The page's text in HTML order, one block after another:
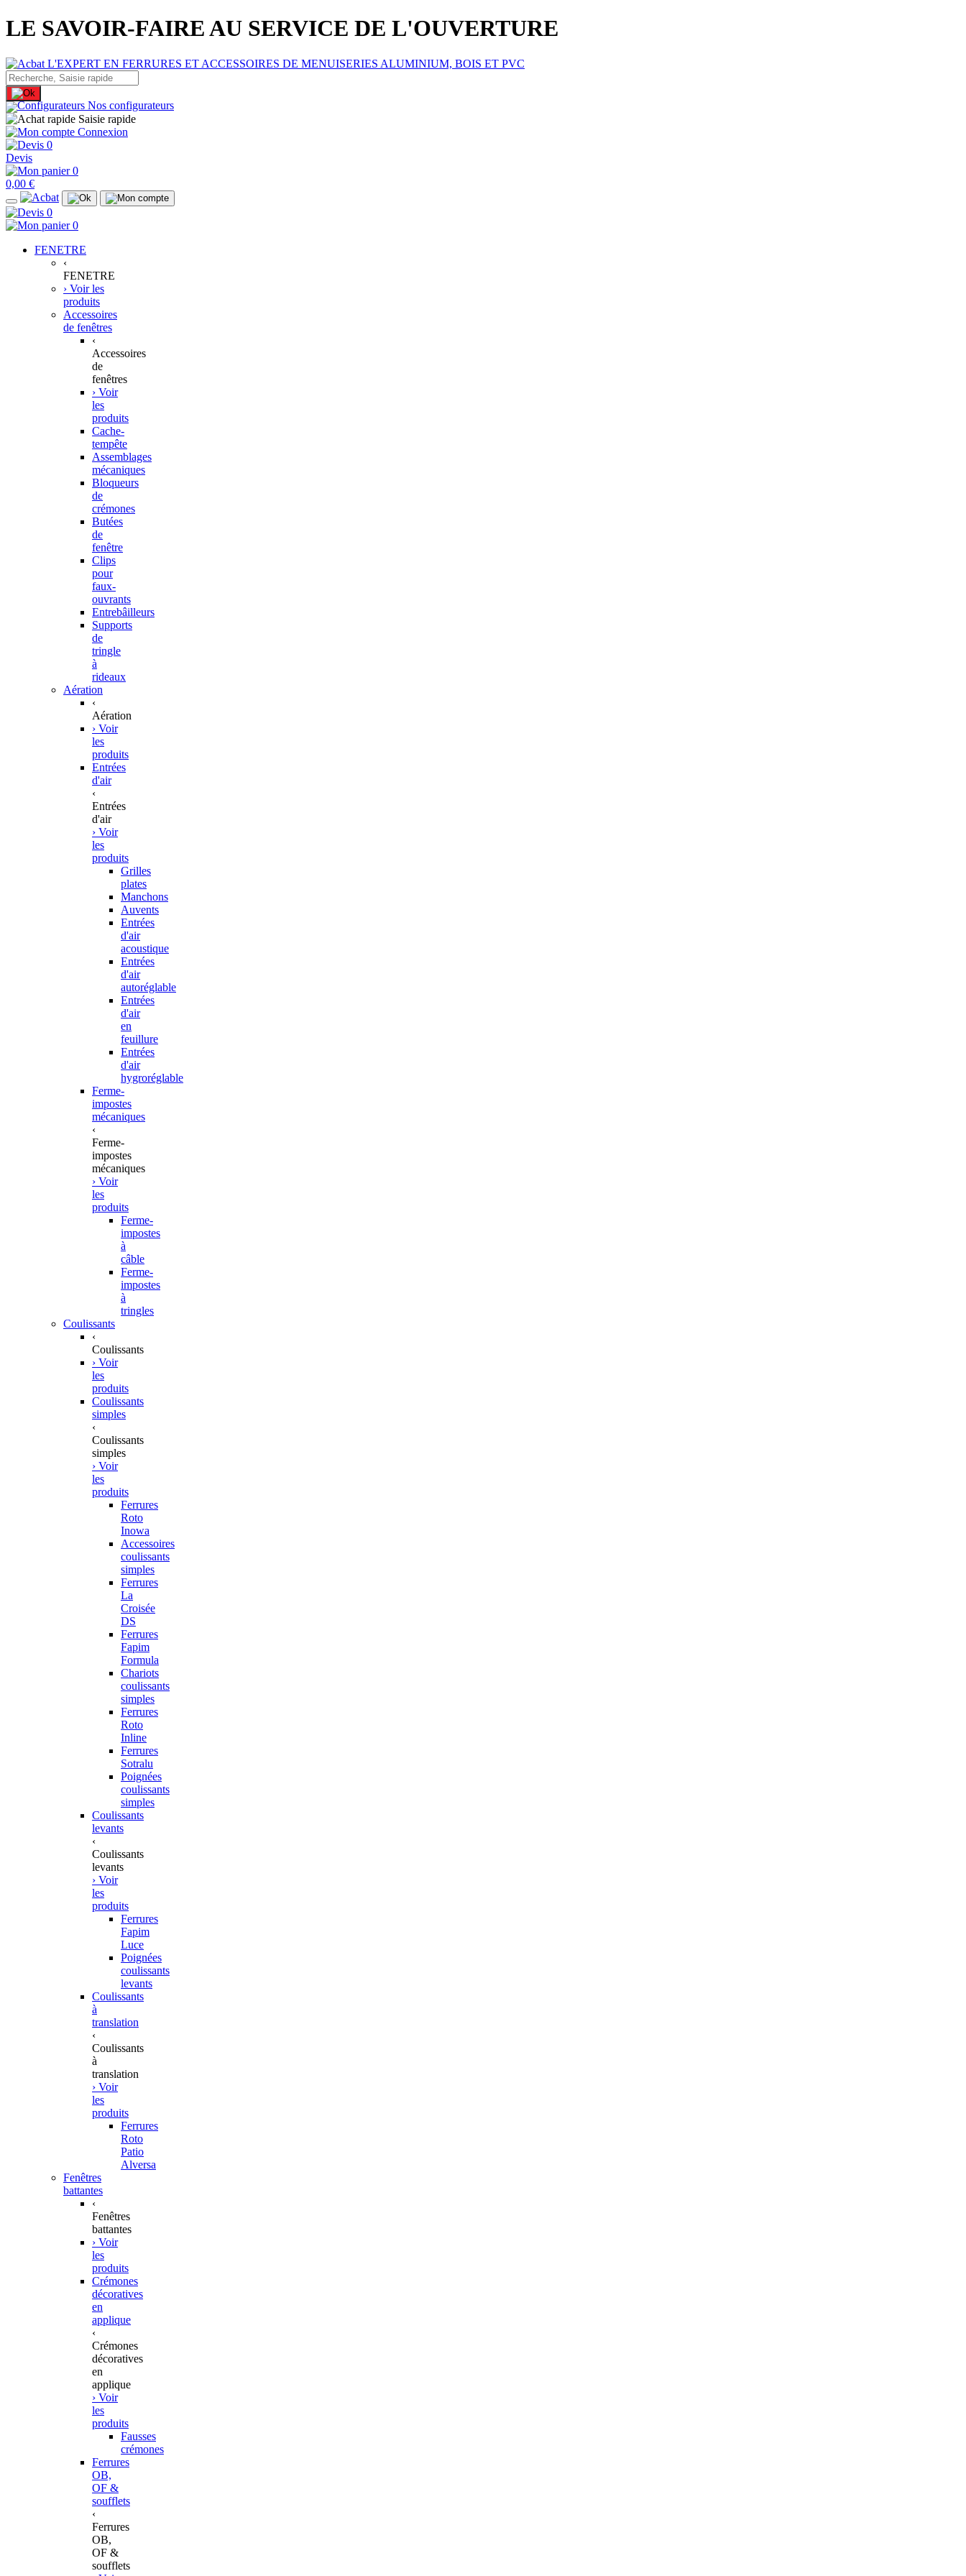
LE SAVOIR-FAIRE AU SERVICE DE L'OUVERTURE
Nos configurateurs
Saisie rapide
Connexion
0
Devis
0
0,00 €
0
0
FENETRE
‹
FENETRE
› Voir les
produits
Accessoires
de fenêtres
‹
Accessoires
de
fenêtres
› Voir
les
produits
Cache-
tempête
Assemblages
mécaniques
Bloqueurs
de
crémones
Butées
de
fenêtre
Clips
pour
faux-
ouvrants
Entrebâilleurs
Supports
de
tringle
à
rideaux
Aération
‹
Aération
› Voir
les
produits
Entrées
d'air
‹
Entrées
d'air
› Voir
les
produits
Grilles
plates
Manchons
Auvents
Entrées
d'air
acoustique
Entrées
d'air
autoréglable
Entrées
d'air
en
feuillure
Entrées
d'air
hygroréglable
Ferme-
impostes
mécaniques
‹
Ferme-
impostes
mécaniques
› Voir
les
produits
Ferme-
impostes
à
câble
Ferme-
impostes
à
tringles
Coulissants
‹
Coulissants
› Voir
les
produits
Coulissants
simples
‹
Coulissants
simples
› Voir
les
produits
Ferrures
Roto
Inowa
Accessoires
coulissants
simples
Ferrures
La
Croisée
DS
Ferrures
Fapim
Formula
Chariots
coulissants
simples
Ferrures
Roto
Inline
Ferrures
Sotralu
Poignées
coulissants
simples
Coulissants
levants
‹
Coulissants
levants
› Voir
les
produits
Ferrures
Fapim
Luce
Poignées
coulissants
levants
Coulissants
à
translation
‹
Coulissants
à
translation
› Voir
les
produits
Ferrures
Roto
Patio
Alversa
Fenêtres
battantes
‹
Fenêtres
battantes
› Voir
les
produits
Crémones
décoratives
en
applique
‹
Crémones
décoratives
en
applique
› Voir
les
produits
Fausses
crémones
Ferrures
OB,
OF &
soufflets
‹
Ferrures
OB,
OF &
soufflets